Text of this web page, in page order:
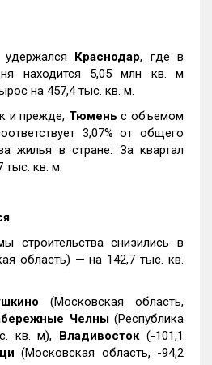
Краснодар, где в
находится 5,05 млн кв. м
на 457,4 тыс. кв. м.
и прежде, Тюмень с объемом
3,07% от общего
жилья в стране. За квартал
тыс. кв. м.
строительства снизились в
область) — на 142,7 тыс. кв.
(Московская область,
Челны(Республика
кв. м), Владивосток(-101,1
(Московская область, -94,2